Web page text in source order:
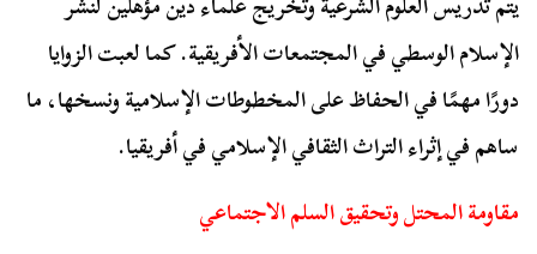
الإسلام الوسطي في المجتمعات الأفريقية. كما لعبت الزوايا
دورًا مهمًا في الحفاظ على المخطوطات الإسلامية ونسخها، ما
ساهم في إثراء التراث الثقافي الإسلامي في أفريقيا.
مقاومة المحتل وتحقيق السلم الاجتماعي